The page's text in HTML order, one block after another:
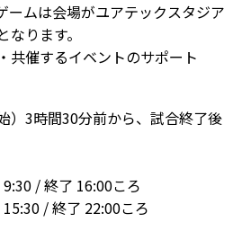
ムは会場がユアテックスタジア
ります。
共催するイベントのサポート
）3時間30分前から、試合終了後
/ 終了 16:00ころ
/ 終了 22:00ころ